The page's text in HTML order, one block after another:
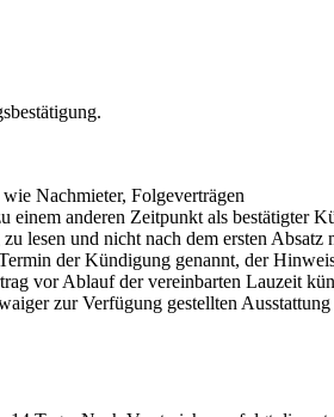
Nachmieter, Folgeverträgen
einem anderen Zeitpunkt als bestätigter
lesen und nicht nach dem ersten
der Kündigung genannt, der
vor Ablauf der vereinbarten Lauzeit
zur Verfügung gestellten